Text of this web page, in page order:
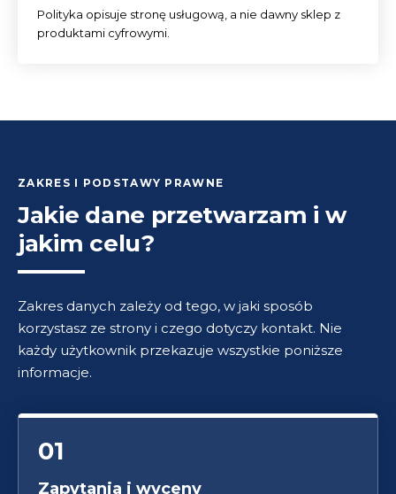
Polityka opisuje stronę usługową, a nie dawny sklep z
produktami cyfrowymi.
ZAKRES I PODSTAWY PRAWNE
Jakie dane przetwarzam i w
jakim celu?
Zakres danych zależy od tego, w jaki sposób
korzystasz ze strony i czego dotyczy kontakt. Nie
każdy użytkownik przekazuje wszystkie poniższe
informacje.
01
Zapytania i wyceny